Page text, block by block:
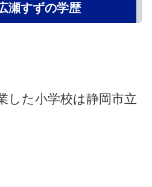
瀬すずの学歴
した小学校は静岡市立